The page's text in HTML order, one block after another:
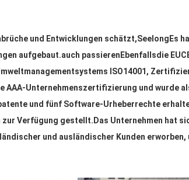
und Entwicklungen schätzt,Seelong Es
aufgebaut.auch passieren Ebenfallsdie EU
ISO14001,
Unternehmenszertifizierung und wurde
und fünf Software-Urheberrechte
Verfügung gestellt.Das Unternehmen hat
und ausländischer Kunden